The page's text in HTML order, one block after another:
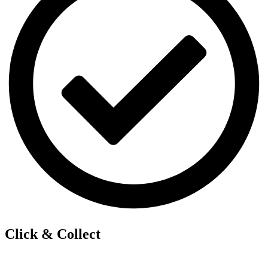
Click & Collect